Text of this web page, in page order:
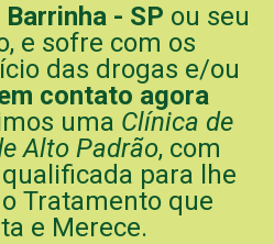
Barrinha - SP ou seu
e sofre com os
das drogas e/ou
contato agora
uma Clínica de
Alto Padrão, com
para lhe
Tratamento que
e Merece.